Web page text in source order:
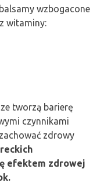
wzbogacone
witaminy:
tworzą barierę
czynnikami
zdrowy
efektem zdrowej